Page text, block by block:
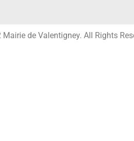
de Valentigney. All Rights